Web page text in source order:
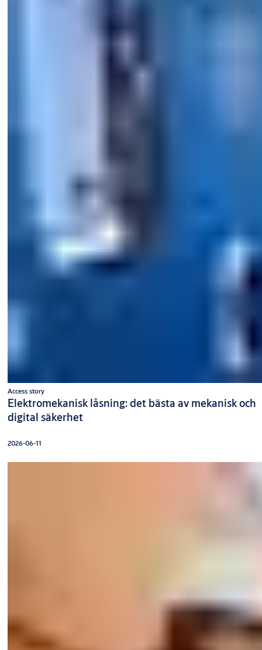
Access story
Elektromekanisk låsning: det bästa av mekanisk och
digital säkerhet
2026-06-11